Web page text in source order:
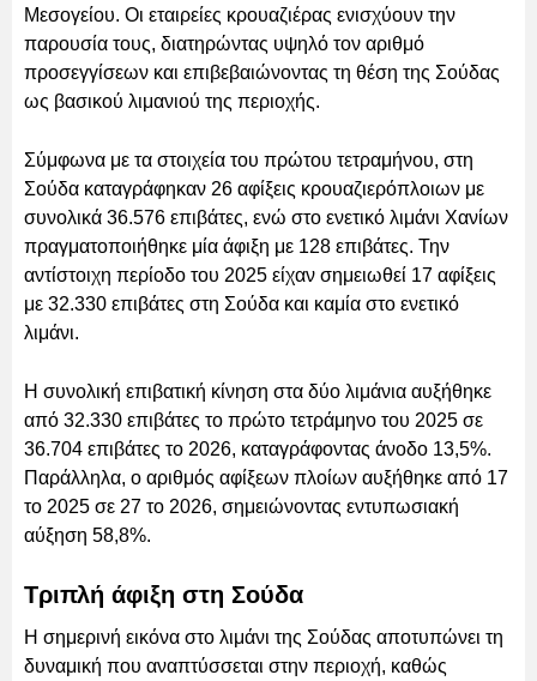
Μεσογείου. Οι εταιρείες κρουαζιέρας ενισχύουν την
παρουσία τους, διατηρώντας υψηλό τον αριθμό
προσεγγίσεων και επιβεβαιώνοντας τη θέση της Σούδας
ως βασικού λιμανιού της περιοχής.
Σύμφωνα με τα στοιχεία του πρώτου τετραμήνου, στη
Σούδα καταγράφηκαν 26 αφίξεις κρουαζιερόπλοιων με
συνολικά 36.576 επιβάτες, ενώ στο ενετικό λιμάνι Χανίων
πραγματοποιήθηκε μία άφιξη με 128 επιβάτες. Την
αντίστοιχη περίοδο του 2025 είχαν σημειωθεί 17 αφίξεις
με 32.330 επιβάτες στη Σούδα και καμία στο ενετικό
λιμάνι.
Η συνολική επιβατική κίνηση στα δύο λιμάνια αυξήθηκε
από 32.330 επιβάτες το πρώτο τετράμηνο του 2025 σε
36.704 επιβάτες το 2026, καταγράφοντας άνοδο 13,5%.
Παράλληλα, ο αριθμός αφίξεων πλοίων αυξήθηκε από 17
το 2025 σε 27 το 2026, σημειώνοντας εντυπωσιακή
αύξηση 58,8%.
Τριπλή άφιξη στη Σούδα
Η σημερινή εικόνα στο λιμάνι της Σούδας αποτυπώνει τη
δυναμική που αναπτύσσεται στην περιοχή, καθώς